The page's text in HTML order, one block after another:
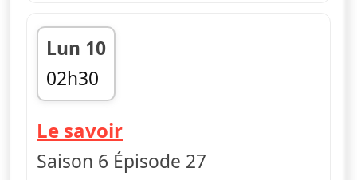
Lun 10
02h30
fin 02h40
Le savoir— Le monde incroyable
Saison 6 Épisode 27